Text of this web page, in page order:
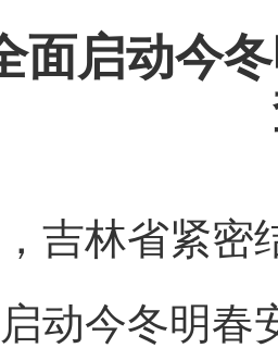
面启动今
吉林省紧密
动今冬明春